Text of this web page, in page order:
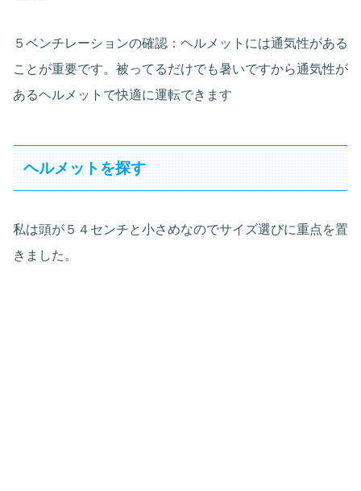
５ベンチレーションの確認：ヘルメットには通気性がある
ことが重要です。被ってるだけでも暑いですから通気性が
あるヘルメットで快適に運転できます
ヘルメットを探す
私は頭が５４センチと小さめなのでサイズ選びに重点を置
きました。